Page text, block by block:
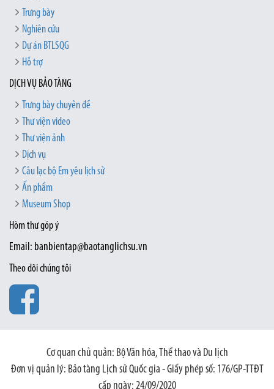
Trưng bày
Nghiên cứu
Dự án BTLSQG
Hỗ trợ
DỊCH VỤ BẢO TÀNG
Trưng bày chuyên đề
Thư viện video
Thư viện ảnh
Dịch vụ
Câu lạc bộ Em yêu lịch sử
Ấn phẩm
Museum Shop
Hòm thư góp ý
Email: banbientap@baotanglichsu.vn
Theo dõi chúng tôi
Cơ quan chủ quản: Bộ Văn hóa, Thể thao và Du lịch
Đơn vị quản lý: Bảo tàng Lịch sử Quốc gia - Giấy phép số: 176/GP-TTĐT
cấp ngày: 24/09/2020